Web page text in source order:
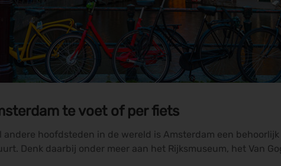
te voet of per fiets
andere hoofdsteden in de wereld is Amsterdam een
Denk daarbij onder meer aan het Rijksmuseum, het Van